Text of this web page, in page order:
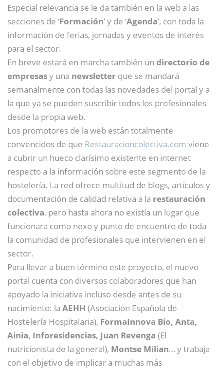
Especial relevancia se le da también en la web a las
secciones de ‘Formación’ y de ‘Agenda’, con toda la
información de ferias, jornadas y eventos de interés
para el sector.
En breve estará en marcha también un directorio de
empresasy una newsletter que se mandará
semanalmente con todas las novedades del portal y a
la que ya se pueden suscribir todos los profesionales
desde la propia web.
Los promotores de la web están totalmente
convencidos de que Restauracioncolectiva.com viene
a cubrir un hueco clarísimo existente en internet
respecto a la información sobre este segmento de la
hostelería. La red ofrece multitud de blogs, artículos y
documentación de calidad relativa a la restauración
colectiva, pero hasta ahora no existía un lugar que
funcionara como nexo y punto de encuentro de toda
la comunidad de profesionales que intervienen en el
sector.
Para llevar a buen término este proyecto, el nuevo
portal cuenta con diversos colaboradores que han
apoyado la iniciativa incluso desde antes de su
nacimiento: la AEHH (Asociación Española de
Hostelería Hospitalaria), FormaInnova Bio, Anta,
Ainia, Inforesidencias, Juan Revenga (El
nutricionista de la general), Montse Milian… y trabaja
con el objetivo de implicar a muchas más